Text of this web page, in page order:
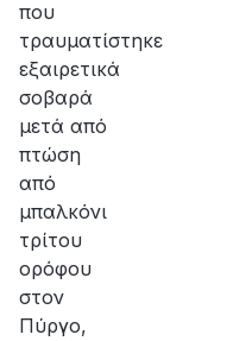
που
τραυματίστηκε
εξαιρετικά
σοβαρά
μετά από
πτώση
από
μπαλκόνι
τρίτου
ορόφου
στον
Πύργο,